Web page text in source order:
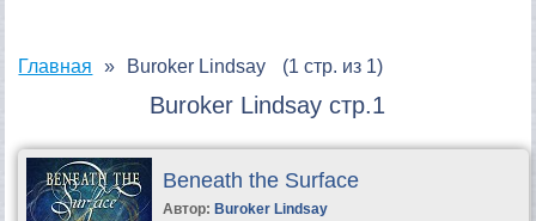
Главная Buroker Lindsay (1 стр. из 1)
Buroker Lindsay стр.1
Beneath the Surface
Автор: Buroker Lindsay